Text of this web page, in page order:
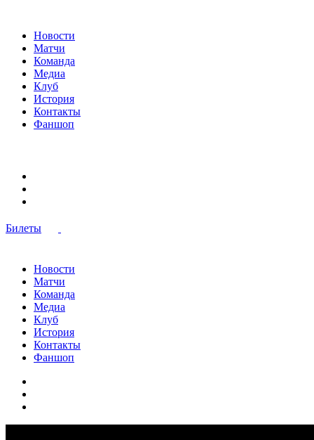
Новости
Матчи
Команда
Медиа
Клуб
История
Контакты
Фаншоп
Билеты
Новости
Матчи
Команда
Медиа
Клуб
История
Контакты
Фаншоп